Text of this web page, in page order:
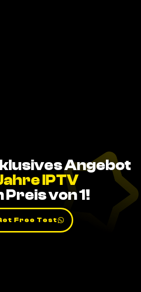
Angebot
IPTV
Preis von 1!
Free Test